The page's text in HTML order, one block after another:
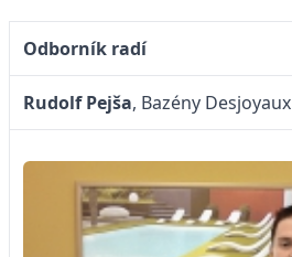
Odborník radí
Rudolf Pejša, Bazény Desjoyaux